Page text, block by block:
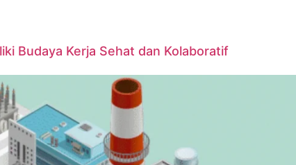
Budaya Kerja Sehat dan Kolaboratif